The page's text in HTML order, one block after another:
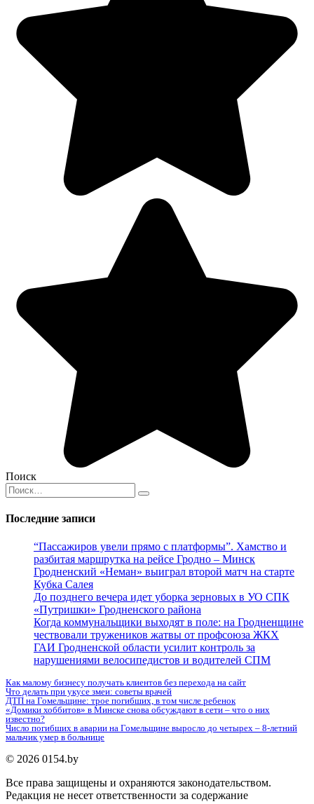
Поиск
Search
for:
Последние записи
“Пассажиров увели прямо с платформы”. Хамство и
разбитая маршрутка на рейсе Гродно – Минск
Гродненский «Неман» выиграл второй матч на старте
Кубка Салея
До позднего вечера идет уборка зерновых в УО СПК
«Путришки» Гродненского района
Когда коммунальщики выходят в поле: на Гродненщине
чествовали тружеников жатвы от профсоюза ЖКХ
ГАИ Гродненской области усилит контроль за
нарушениями велосипедистов и водителей СПМ
Как малому бизнесу получать клиентов без перехода на сайт
Что делать при укусе змеи: советы врачей
ДТП на Гомельщине: трое погибших, в том числе ребенок
«Домики хоббитов» в Минске снова обсуждают в сети – что о них
известно?
Число погибших в аварии на Гомельщине выросло до четырех – 8-летний
мальчик умер в больнице
© 2026 0154.by
Все права защищены и охраняются законодательством.
Редакция не несет ответственности за содержание